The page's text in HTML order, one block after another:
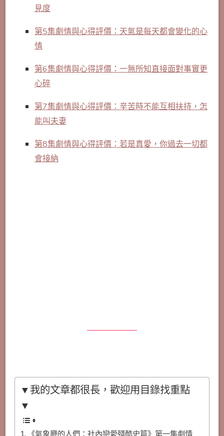
見度
第5集劇情與心得評價：天氣是每天都會變化的心
情
第6集劇情與心得評價：一無所知直接面對事實更
心碎
第7集劇情與心得評價：辛苦時不能互相扶持，怎
能叫夫妻
第8集劇情與心得評價：若是真愛，你過去一切都
會接納
▼我的文章都很長，歡迎用目錄找重點
▼
《氣象廳的人們：社內戀愛殘酷史篇》第一集劇情